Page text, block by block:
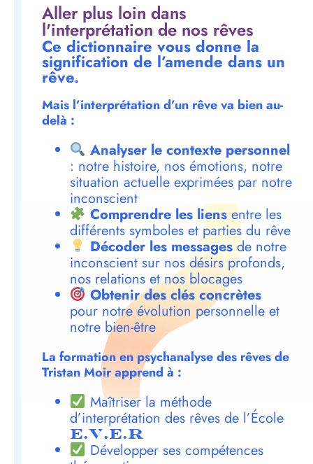
Aller plus loin dans
l'interprétation de nos rêves
Ce dictionnaire vous donne la
signification de l’amende dans un
rêve.
Mais l’interprétation d’un rêve va bien au-
delà :
Analyser le contexte personnel
: notre histoire, nos émotions, notre
situation actuelle exprimées par notre
inconscient
Comprendre les liensentre les
différents symboles et parties du rêve
Décoder les messagesde notre
inconscient sur nos désirs profonds,
nos relations et nos blocages
Obtenir des clés concrètes
pour notre évolution personnelle et
notre bien-être
La formation en psychanalyse des rêves de
Tristan Moir apprend à :
Maîtriser la méthode
d’interprétation des rêves de l’École
E.V.E.R
Développer ses compétences